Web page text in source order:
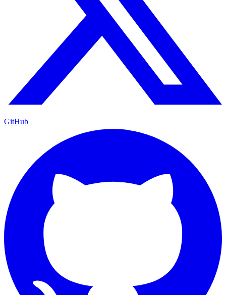
GitHub